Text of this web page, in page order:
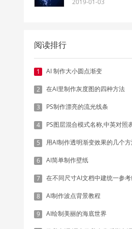
2019-01-03
阅读排行
1 AI 制作大小圆点渐变
2 在AI里制作灰度图的四种方法
3 PS制作漂亮的流光线条
4 PS图层混合模式名称,中英对照
5 用AI制作透明渐变效果的几个
6 AI简单制作壁纸
7 在不同尺寸AI文档中建统一参考线 - 方
8 AI制作波点背景教程
9 AI绘制美丽的海底世界